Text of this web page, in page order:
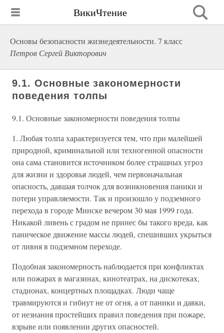
ВикиЧтение
Основы безопасности жизнедеятельности. 7 класс
Петров Сергей Викторович
9.1. Основные закономерности
поведения толпы
9.1. Основные закономерности поведения толпы
1. Любая толпа характеризуется тем, что при малейшей
природной, криминальной или техногенной опасности
она сама становится источником более страшных угроз
для жизни и здоровья людей, чем первоначальная
опасность, давшая толчок для возникновения паники и
потери управляемости. Так и произошло у подземного
перехода в городе Минске вечером 30 мая 1999 года.
Никакой ливень с градом не принес бы такого вреда, как
паническое движение массы людей, спешивших укрыться
от ливня в подземном переходе.
Подобная закономерность наблюдается при конфликтах
или пожарах в магазинах, кинотеатрах, на дискотеках,
стадионах, концертных площадках. Люди чаще
травмируются и гибнут не от огня, а от паники и давки,
от незнания простейших правил поведения при пожаре,
взрыве или появлении других опасностей.